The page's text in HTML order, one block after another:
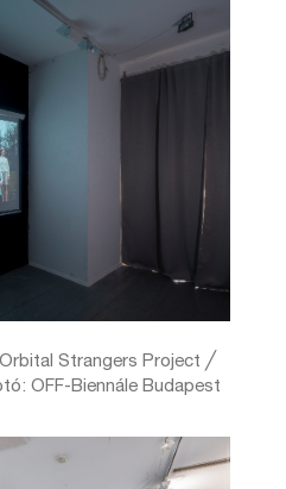
Strangers Project ╱
OFF-Biennále Budapest